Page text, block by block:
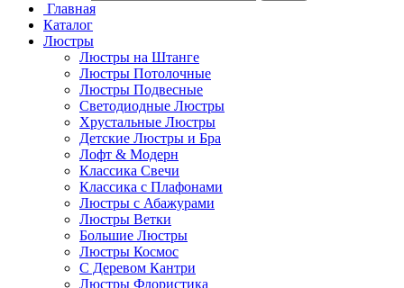
Главная
Каталог
Люстры
Люстры на Штанге
Люстры Потолочные
Люстры Подвесные
Светодиодные Люстры
Хрустальные Люстры
Детские Люстры и Бра
Лофт & Модерн
Классика Свечи
Классика с Плафонами
Люстры с Абажурами
Люстры Ветки
Большие Люстры
Люстры Космос
С Деревом Кантри
Люстры Флористика